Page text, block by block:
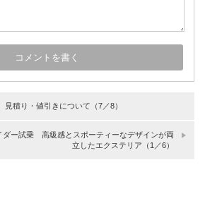
積り・値引きについて（7／8）
ダー試乗 高級感とスポーティーなデザインが両
立したエクステリア（1／6）